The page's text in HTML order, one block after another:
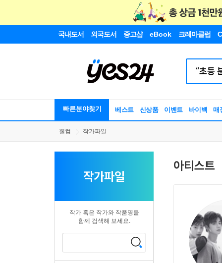
국내도서 외국도서 중고샵 eBook 크레마클럽
빠른분야찾기 베스트 신상품 이벤트 바이백 매
웰컴 작가파일
작가파일
작가 혹은 작가와 작품명을
함께 검색해 보세요.
아티스트